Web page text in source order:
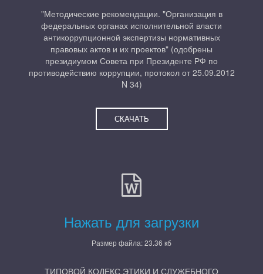
"Методические рекомендации. "Организация в
федеральных органах исполнительной власти
антикоррупционной экспертизы нормативных
правовых актов и их проектов" (одобрены
президиумом Совета при Президенте РФ по
противодействию коррупции, протокол от 25.09.2012
N 34)
СКАЧАТЬ
Нажать для загрузки
Размер файла: 23.36 кб
ТИПОВОЙ КОДЕКС ЭТИКИ И СЛУЖЕБНОГО